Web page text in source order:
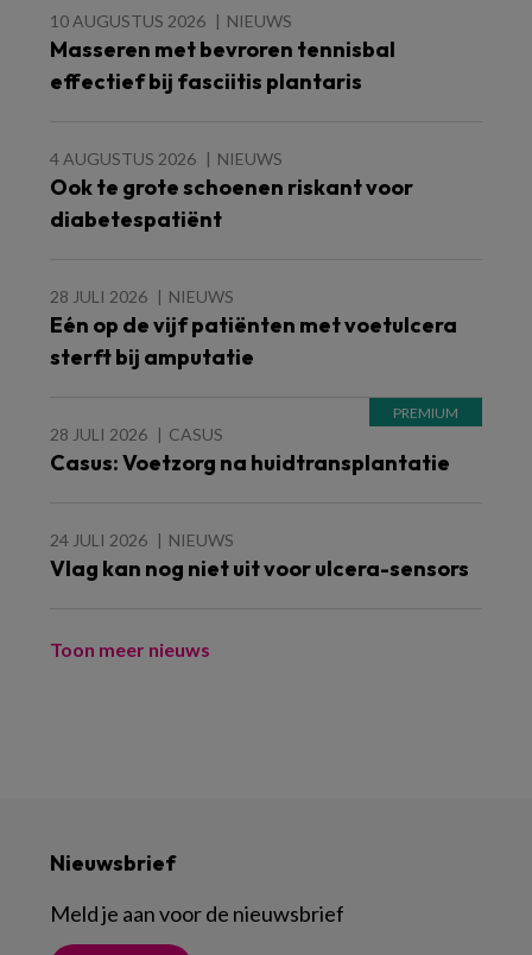
10 AUGUSTUS 2026 NIEUWS
Masseren met bevroren tennisbal
effectief bij fasciitis plantaris
4 AUGUSTUS 2026 NIEUWS
Ook te grote schoenen riskant voor
diabetespatiënt
28 JULI 2026 NIEUWS
Eén op de vijf patiënten met voetulcera
sterft bij amputatie
28 JULI 2026 CASUS
Casus: Voetzorg na huidtransplantatie
24 JULI 2026 NIEUWS
Vlag kan nog niet uit voor ulcera-sensors
Toon meer nieuws
Nieuwsbrief
Meld je aan voor de nieuwsbrief